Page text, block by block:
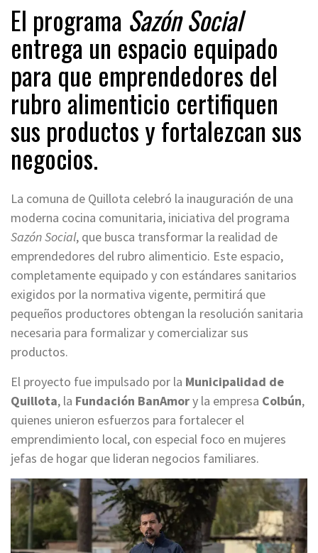
El programa Sazón Social
entrega un espacio equipado
para que emprendedores del
rubro alimenticio certifiquen
sus productos y fortalezcan sus
negocios.
La comuna de Quillota celebró la inauguración de una
moderna cocina comunitaria, iniciativa del programa
Sazón Social, que busca transformar la realidad de
emprendedores del rubro alimenticio. Este espacio,
completamente equipado y con estándares sanitarios
exigidos por la normativa vigente, permitirá que
pequeños productores obtengan la resolución sanitaria
necesaria para formalizar y comercializar sus
productos.
El proyecto fue impulsado por la Municipalidad de
Quillota, la Fundación BanAmory la empresa Colbún,
quienes unieron esfuerzos para fortalecer el
emprendimiento local, con especial foco en mujeres
jefas de hogar que lideran negocios familiares.